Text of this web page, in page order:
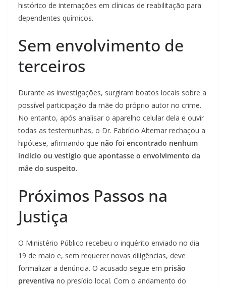
histórico de internações em clínicas de reabilitação para
dependentes químicos.
Sem envolvimento de
terceiros
Durante as investigações, surgiram boatos locais sobre a
possível participação da mãe do próprio autor no crime.
No entanto, após analisar o aparelho celular dela e ouvir
todas as testemunhas, o Dr. Fabrício Altemar rechaçou a
hipótese, afirmando que não foi encontrado nenhum
indício ou vestígio que apontasse o envolvimento da
mãe do suspeito.
Próximos Passos na
Justiça
O Ministério Público recebeu o inquérito enviado no dia
19 de maio e, sem requerer novas diligências, deve
formalizar a denúncia. O acusado segue em prisão
preventiva no presídio local. Com o andamento do